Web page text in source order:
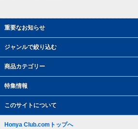
重要なお知らせ
ジャンルで絞り込む
商品カテゴリー
特集情報
このサイトについて
Honya Club.comトップへ